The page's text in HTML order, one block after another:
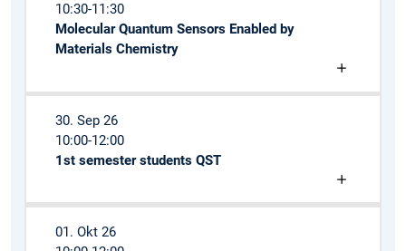
10:30-11:30
Molecular Quantum Sensors Enabled by
Materials Chemistry
30. Sep 26
10:00-12:00
1st semester students QST
01. Okt 26